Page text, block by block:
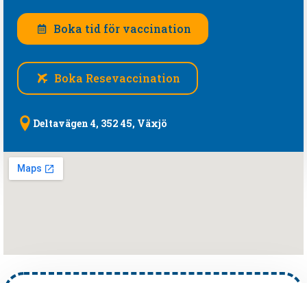
Boka tid för vaccination
Boka Resevaccination
Deltavägen 4, 352 45, Växjö